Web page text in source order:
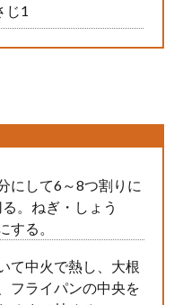
じ1
にして6～8つ割りに
。ねぎ・しょう
する。
て中火で熱し、大根
フライパンの中央を